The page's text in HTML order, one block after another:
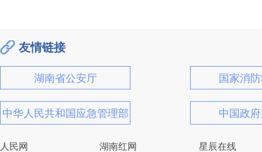
友情链接
湖南省公安厅 国家消
中华人民共和国应急管理部 中国政
人民网 湖南红网
星辰在线